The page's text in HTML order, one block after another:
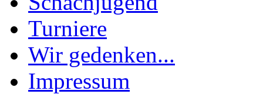
Turniere
Wir gedenken...
Impressum